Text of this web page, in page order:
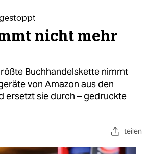
nicht mehr
Buchhandelskette nimmt
von Amazon aus den
ersetzt sie durch – gedruckte
teilen